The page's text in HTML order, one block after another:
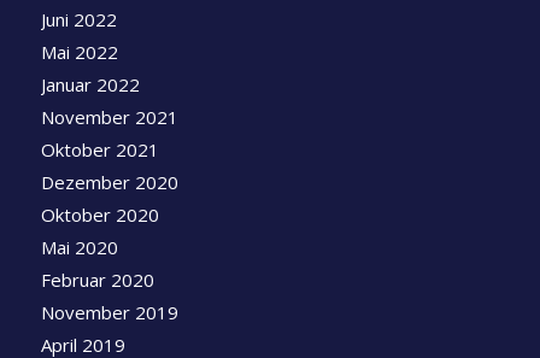
Juni 2022
Mai 2022
Januar 2022
November 2021
Oktober 2021
Dezember 2020
Oktober 2020
Mai 2020
Februar 2020
November 2019
April 2019